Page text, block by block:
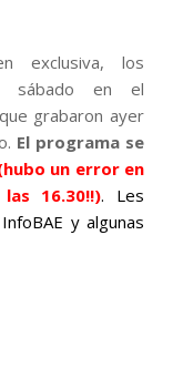
exclusiva, los
sábado en el
grabaron ayer
El programa se
un error en
16.30!!). Les
y algunas